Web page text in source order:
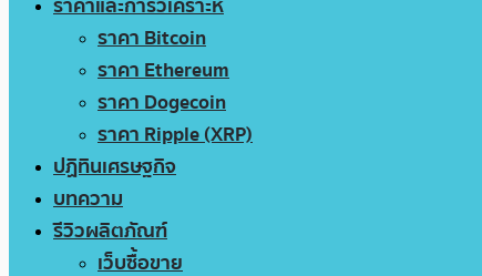
ราคา Bitcoin
ราคา Ethereum
ราคา Dogecoin
ราคา Ripple (XRP)
ปฏิทินเศรษฐกิจ
บทความ
รีวิวผลิตภัณฑ์
เว็บซื้อขาย